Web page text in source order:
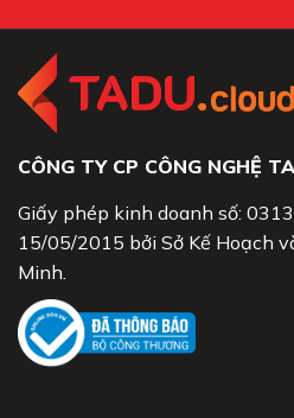
CÔNG TY CP CÔNG NGHỆ
Giấy phép kinh doanh số:
15/05/2015 bởi Sở Kế Hoạch
Minh.